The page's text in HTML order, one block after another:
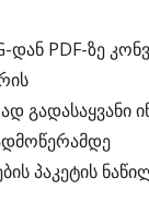
დან PDF-ზე
გადასაყვანი
პაკეტის